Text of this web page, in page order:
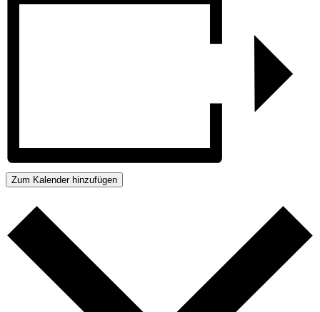
Zum Kalender hinzufügen